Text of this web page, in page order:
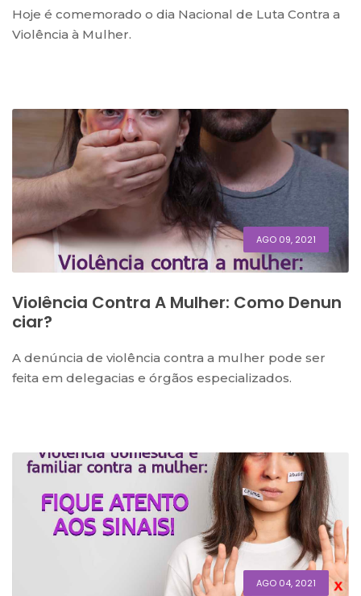
Hoje é comemorado o dia Nacional de Luta Contra a
Violência à Mulher.
AGO 09, 2021
Violência Contra A Mulher: Como Denun
Ciar?
A denúncia de violência contra a mulher pode ser
feita em delegacias e órgãos especializados.
AGO 04, 2021